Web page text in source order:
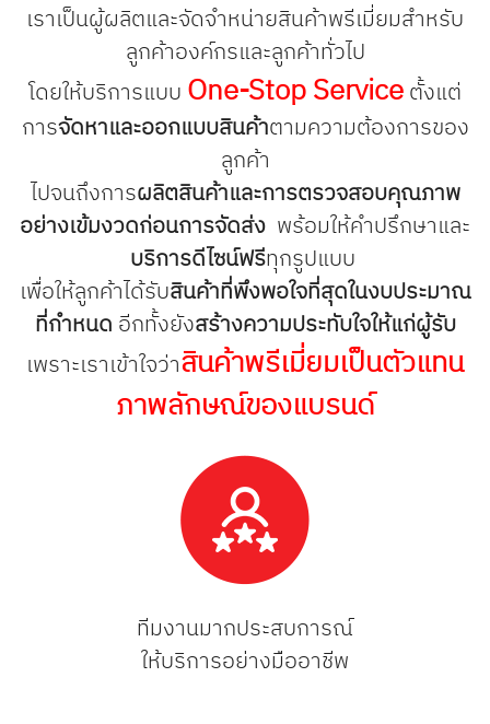
เราเป็นผู้ผลิตและจัดจำหน่ายสินค้าพรีเมี่ยมสำหรับ
ลูกค้าองค์กรและลูกค้าทั่วไป
โดยให้บริการแบบ One-Stop Serviceตั้งแต่
การจัดหาและออกแบบสินค้าตามความต้องการของ
ลูกค้า
ไปจนถึงการผลิตสินค้าและการตรวจสอบคุณภาพ
อย่างเข้มงวดก่อนการจัดส่ง พร้อมให้คำปรึกษาและ
บริการดีไซน์ฟรีทุกรูปแบบ
เพื่อให้ลูกค้าได้รับสินค้าที่พึงพอใจที่สุดในงบประมาณ
ที่กำหนด อีกทั้งยังสร้างความประทับใจให้แก่ผู้รับ
เพราะเราเข้าใจว่าสินค้าพรีเมี่ยมเป็นตัวแทน
ภาพลักษณ์ของแบรนด์
ทีมงานมากประสบการณ์
ให้บริการอย่างมืออาชีพ